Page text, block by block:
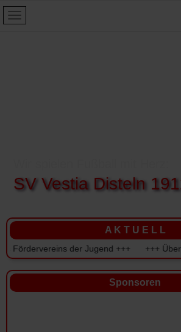
SV Vestia Disteln
A K T U E L L
der Jugend +++ +++
Sponsoren